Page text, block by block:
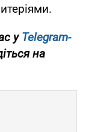
уTelegram-
на